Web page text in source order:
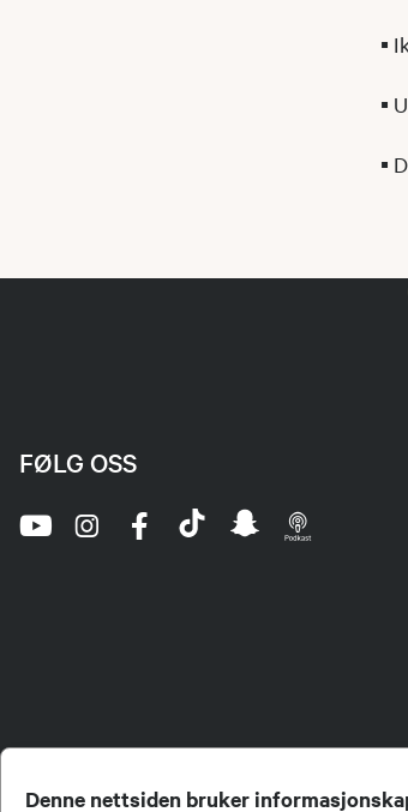
Denne nettsiden bruker
▪
▪
▪
FØLG OSS